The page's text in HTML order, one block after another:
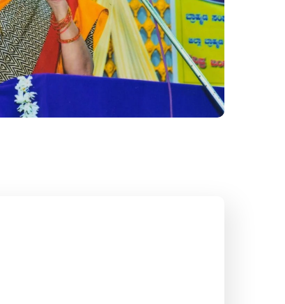
ಸಭಾಕಾರ್ಯಕ್ರಮ
#Gallery